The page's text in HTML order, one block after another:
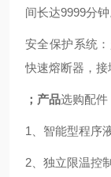
间长达9999分钟
安全保护系统
快速熔断器，接
；产品选购配件
1、智能型程序
2、独立限温控